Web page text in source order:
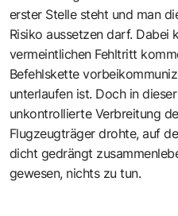
erster Stelle steht und man
Risiko aussetzen darf. Dabei
vermeintlichen Fehltritt
Befehlskette
unterlaufen ist. Doch in
unkontrollierte Verbreitung
Flugzeugträger drohte, auf
dicht gedrängt
gewesen, nichts zu tun.